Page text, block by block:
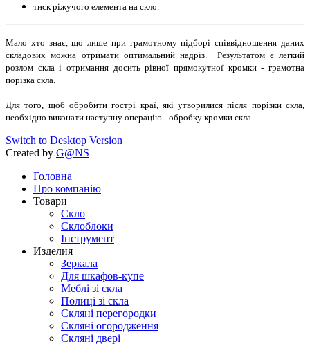
тиск ріжучого елемента на скло.
Мало хто знає, що лише при грамотному підборі співвідношення даних
складових можна отримати оптимальний надріз. Результатом є легкий
розлом скла і отримання досить рівної прямокутної кромки - грамотна
порізка скла.
Для того, щоб обробити гострі краї, які утворилися після порізки скла,
необхідно виконати наступну операцію - обробку кромки скла.
Switch to Desktop Version
Created by G@NS
Головна
Про компанію
Товари
Скло
Склоблоки
Інструмент
Изделия
Зеркала
Для шкафов-купе
Меблі зі скла
Полиці зі скла
Скляні перегородки
Скляні огородження
Скляні двері